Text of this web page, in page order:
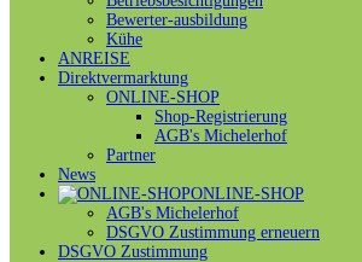
Bewerter-ausbildung
Kühe
ANREISE
Direktvermarktung
ONLINE-SHOP
Shop-Registrierung
AGB's Michelerhof
Partner
News
ONLINE-SHOP
AGB's Michelerhof
DSGVO Zustimmung erneuern
DSGVO Zustimmung